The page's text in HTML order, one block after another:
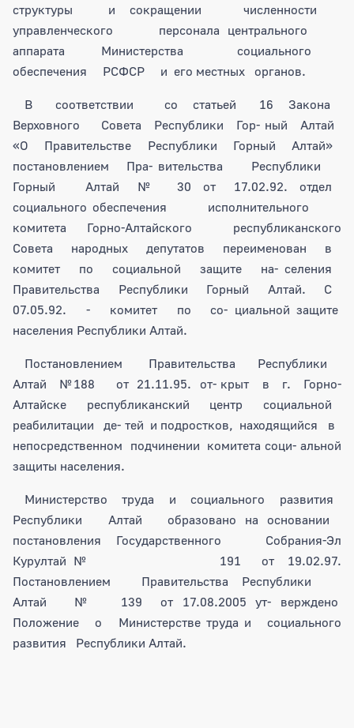
структуры и сокращении численности
управленческого персонала центрального
аппарата Министерства социального
обеспечения РСФСР и его местных органов.
В соответствии со статьей 16 Закона
Верховного Совета Республики Гор- ный Алтай
«О Правительстве Республики Горный Алтай»
постановлением Пра- вительства Республики
Горный Алтай № 30 от 17.02.92. отдел
социального обеспечения исполнительного
комитета Горно-Алтайского республиканского
Совета народных депутатов переименован в
комитет по социальной защите на- селения
Правительства Республики Горный Алтай. С
07.05.92. - комитет по со- циальной защите
населения Республики Алтай.
Постановлением Правительства Республики
Алтай №188 от 21.11.95. от- крыт в г. Горно-
Алтайске республиканский центр социальной
реабилитации де- тей и подростков, находящийся в
непосредственном подчинении комитета соци- альной
защиты населения.
Министерство труда и социального развития
Республики Алтай образовано на основании
постановления Государственного Собрания-Эл
Курултай № 191 от 19.02.97.
Постановлением Правительства Республики
Алтай № 139 от 17.08.2005 ут- верждено
Положение о Министерстве труда и социального
развития Республики Алтай.